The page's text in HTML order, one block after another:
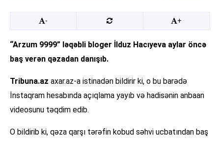
- +
“Arzum 9999” ləqəbli bloger İlduz Hacıyeva aylar öncə
baş verən qəzadan danışıb.
Tribuna.az axar.az-a istinadən bildirir ki, o bu barədə
İnstaqram hesabında açıqlama yayıb və hadisənin anbaan
videosunu təqdim edib.
O bildirib ki, qəza qarşı tərəfin kobud səhvi ucbatından baş